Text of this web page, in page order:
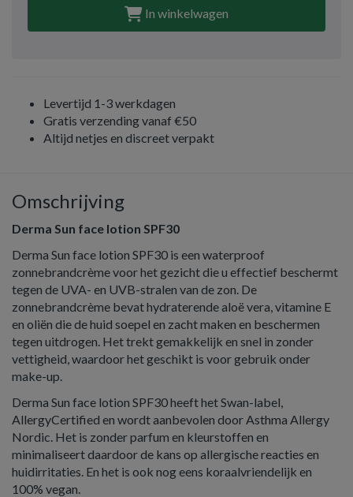
In winkelwagen
Levertijd 1-3 werkdagen
Gratis verzending vanaf €50
Altijd netjes en discreet verpakt
Omschrijving
Derma Sun face lotion SPF30
Derma Sun face lotion SPF30 is een waterproof
zonnebrandcrème voor het gezicht die u effectief beschermt
tegen de UVA- en UVB-stralen van de zon. De
zonnebrandcrème bevat hydraterende aloë vera, vitamine E
en oliën die de huid soepel en zacht maken en beschermen
tegen uitdrogen. Het trekt gemakkelijk en snel in zonder
vettigheid, waardoor het geschikt is voor gebruik onder
make-up.
Derma Sun face lotion SPF30 heeft het Swan-label,
AllergyCertified en wordt aanbevolen door Asthma Allergy
Nordic. Het is zonder parfum en kleurstoffen en
minimaliseert daardoor de kans op allergische reacties en
huidirritaties. En het is ook nog eens koraalvriendelijk en
100% vegan.